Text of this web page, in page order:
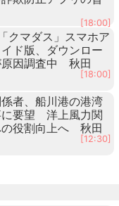
[18:00]
クマダス」スマホア
ド版、ダウンロー
因調査中 秋田
[18:00]
者、船川港の港湾
に要望 洋上風力関
の役割向上へ 秋田
[12:30]